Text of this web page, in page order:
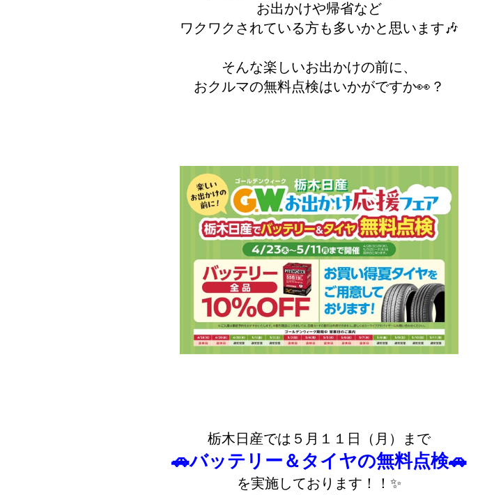
お出かけや帰省など
ワクワクされている方も多いかと思います🎶
そんな楽しいお出かけの前に、
おクルマの無料点検はいかがですか👀？
栃木日産では５月１１日（月）まで
🚗バッテリー＆タイヤの無料点検🚗
を実施しております！！✨